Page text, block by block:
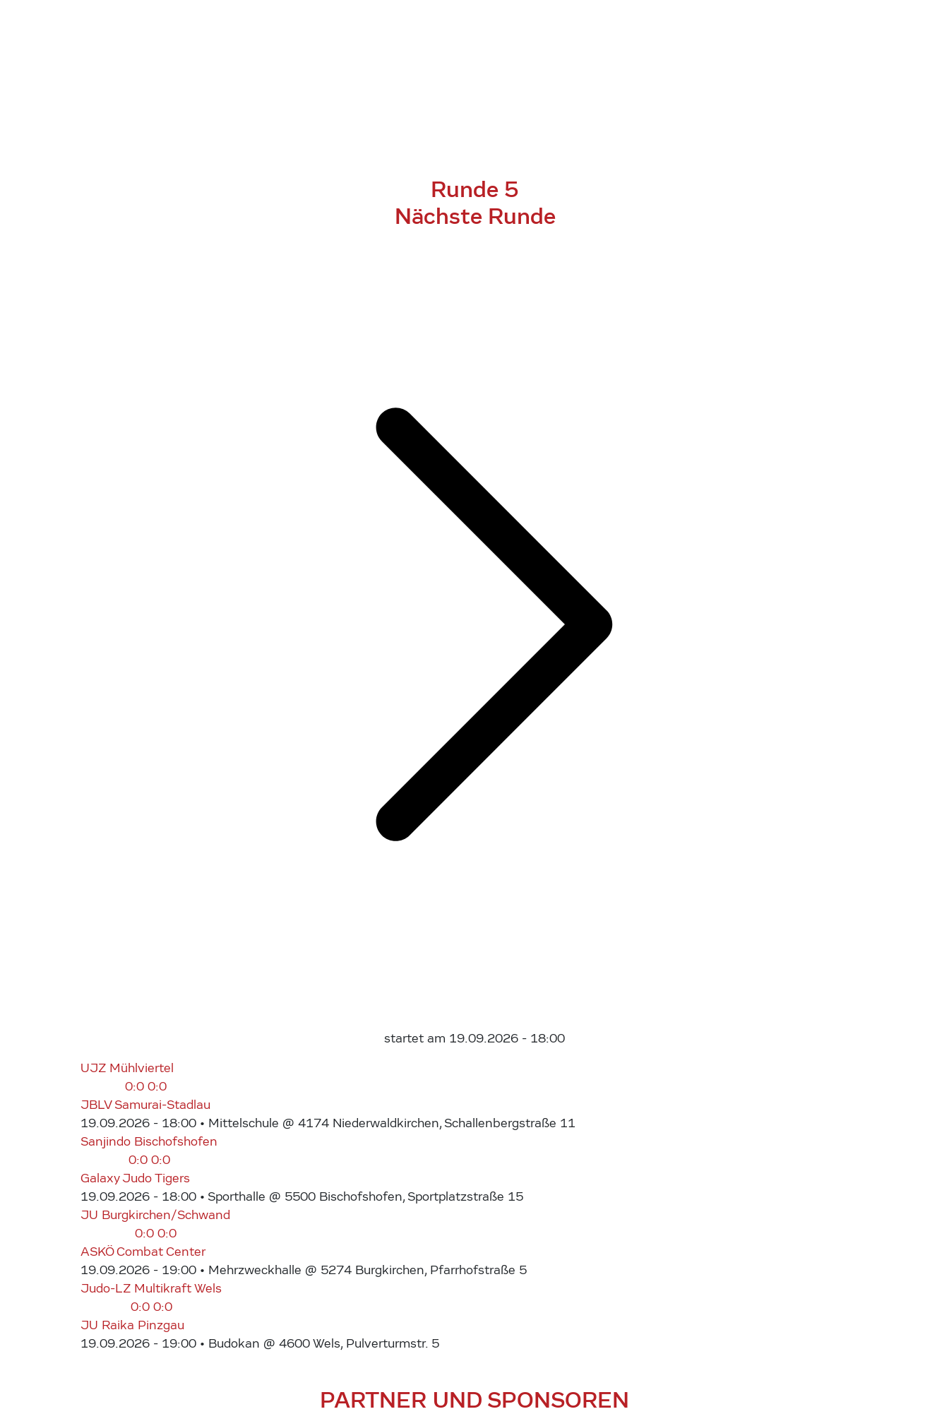
Runde 5
Nächste Runde
startet am 19.09.2026 - 18:00
UJZ Mühlviertel
0:0 0:0
JBLV Samurai-Stadlau
19.09.2026 - 18:00 • Mittelschule @ 4174 Niederwaldkirchen, Schallenbergstraße 11
Sanjindo Bischofshofen
0:0 0:0
Galaxy Judo Tigers
19.09.2026 - 18:00 • Sporthalle @ 5500 Bischofshofen, Sportplatzstraße 15
JU Burgkirchen/Schwand
0:0 0:0
ASKÖ Combat Center
19.09.2026 - 19:00 • Mehrzweckhalle @ 5274 Burgkirchen, Pfarrhofstraße 5
Judo-LZ Multikraft Wels
0:0 0:0
JU Raika Pinzgau
19.09.2026 - 19:00 • Budokan @ 4600 Wels, Pulverturmstr. 5
PARTNER UND SPONSOREN